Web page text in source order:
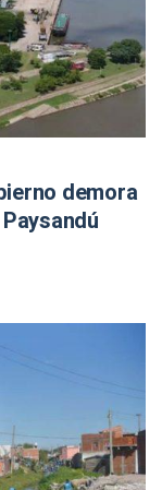
demora